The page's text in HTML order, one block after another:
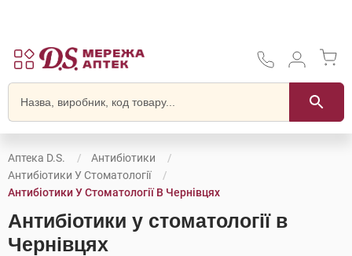
Аптека D.S.
Антибіотики
Антибіотики У Стоматології
Антибіотики У Стоматології В Чернівцях
Антибіотики у стоматології в
Чернівцях